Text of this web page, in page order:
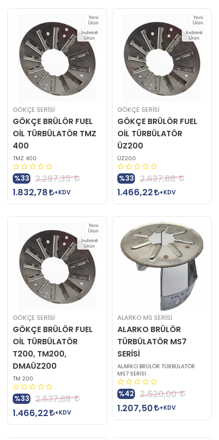
Yeni
Ürün
İndirimli
Ürün
GÖKÇE SERİSİ
GÖKÇE BRÜLÖR FUEL
OİL TÜRBÜLATÖR TMZ
400
TMZ 400
%33
3.297,35
1.832,78
+KDV
Yeni
Ürün
İndirimli
Ürün
GÖKÇE SERİSİ
GÖKÇE BRÜLÖR FUEL
OİL TÜRBÜLATÖR
ÜZ200
ÜZ200
%33
2.637,88
1.466,22
+KDV
Yeni
Ürün
İndirimli
Ürün
GÖKÇE SERİSİ
GÖKÇE BRÜLÖR FUEL
OİL TÜRBÜLATÖR
T200, TM200,
DMAÜZ200
TM 200
%33
2.637,88
1.466,22
+KDV
ALARKO MS SERİSİ
ALARKO BRÜLÖR
TÜRBÜLATÖR MS7
SERİSİ
ALARKO BRÜLÖR TÜRBÜLATÖR
MS7 SERİSİ
%42
2.520,00
1.207,50
+KDV